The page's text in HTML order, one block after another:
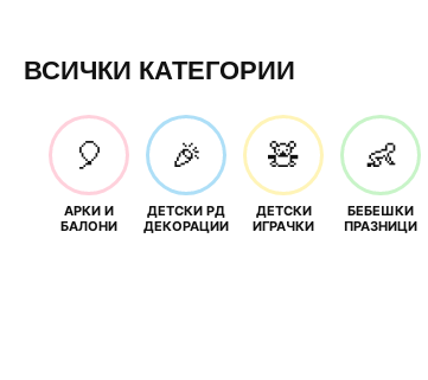
ВСИЧКИ КАТЕГОРИИ
🎈
АРКИ И
БАЛОНИ
🎉
ДЕТСКИ РД
ДЕКОРАЦИИ
🧸
ДЕТСКИ
ИГРАЧКИ
👶
БЕБЕШКИ
ПРАЗНИЦИ